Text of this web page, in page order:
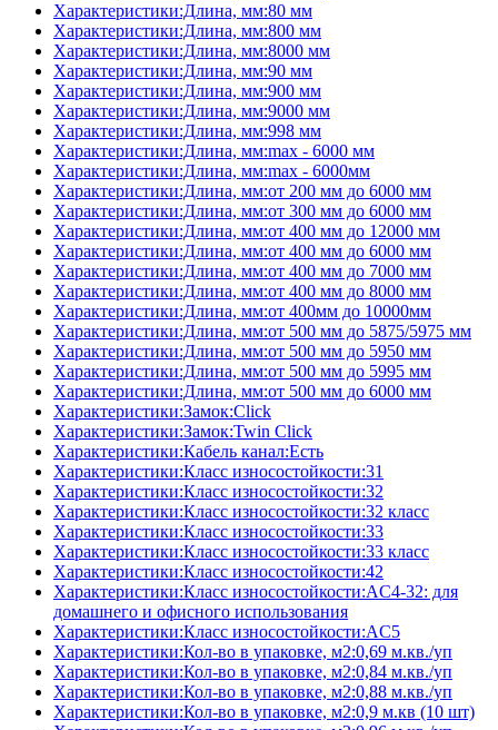
Характеристики:Длина, мм:80 мм
Характеристики:Длина, мм:800 мм
Характеристики:Длина, мм:8000 мм
Характеристики:Длина, мм:90 мм
Характеристики:Длина, мм:900 мм
Характеристики:Длина, мм:9000 мм
Характеристики:Длина, мм:998 мм
Характеристики:Длина, мм:max - 6000 мм
Характеристики:Длина, мм:max - 6000мм
Характеристики:Длина, мм:от 200 мм до 6000 мм
Характеристики:Длина, мм:от 300 мм до 6000 мм
Характеристики:Длина, мм:от 400 мм до 12000 мм
Характеристики:Длина, мм:от 400 мм до 6000 мм
Характеристики:Длина, мм:от 400 мм до 7000 мм
Характеристики:Длина, мм:от 400 мм до 8000 мм
Характеристики:Длина, мм:от 400мм до 10000мм
Характеристики:Длина, мм:от 500 мм до 5875/5975 мм
Характеристики:Длина, мм:от 500 мм до 5950 мм
Характеристики:Длина, мм:от 500 мм до 5995 мм
Характеристики:Длина, мм:от 500 мм до 6000 мм
Характеристики:Замок:Click
Характеристики:Замок:Twin Click
Характеристики:Кабель канал:Есть
Характеристики:Класс износостойкости:31
Характеристики:Класс износостойкости:32
Характеристики:Класс износостойкости:32 класс
Характеристики:Класс износостойкости:33
Характеристики:Класс износостойкости:33 класс
Характеристики:Класс износостойкости:42
Характеристики:Класс износостойкости:AC4-32: для
домашнего и офисного использования
Характеристики:Класс износостойкости:AC5
Характеристики:Кол-во в упаковке, м2:0,69 м.кв./уп
Характеристики:Кол-во в упаковке, м2:0,84 м.кв./уп
Характеристики:Кол-во в упаковке, м2:0,88 м.кв./уп
Характеристики:Кол-во в упаковке, м2:0,9 м.кв (10 шт)